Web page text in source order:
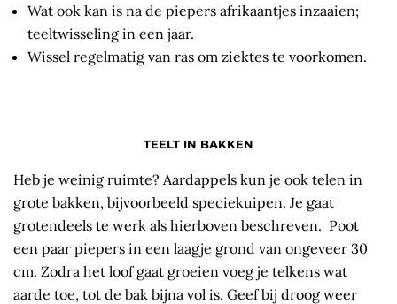
Wat ook kan is na de piepers afrikaantjes inzaaien;
teeltwisseling in een jaar.
Wissel regelmatig van ras om ziektes te voorkomen.
TEELT IN BAKKEN
Heb je weinig ruimte? Aardappels kun je ook telen in
grote bakken, bijvoorbeeld speciekuipen. Je gaat
grotendeels te werk als hierboven beschreven. Poot
een paar piepers in een laagje grond van ongeveer 30
cm. Zodra het loof gaat groeien voeg je telkens wat
aarde toe, tot de bak bijna vol is. Geef bij droog weer